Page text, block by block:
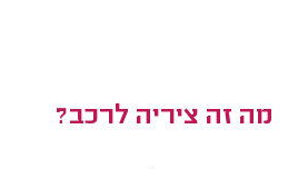
מה זה ציריה לרכב?